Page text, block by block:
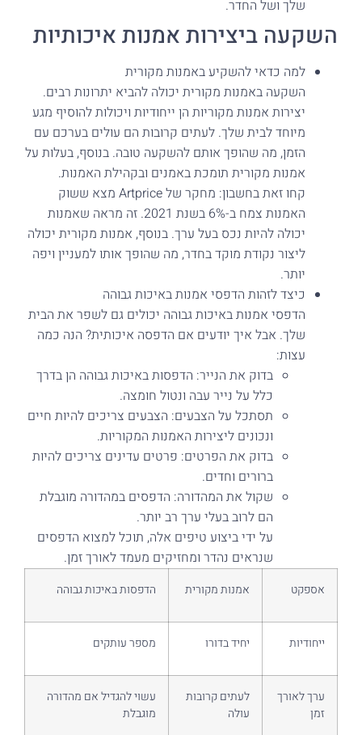
שלך ושל החדר.
השקעה ביצירות אמנות איכותיות
למה כדאי להשקיע באמנות מקורית
השקעה באמנות מקורית יכולה להביא יתרונות רבים.
יצירות אמנות מקוריות הן ייחודיות ויכולות להוסיף מגע
מיוחד לבית שלך. לעתים קרובות הם עולים בערכם עם
הזמן, מה שהופך אותם להשקעה טובה. בנוסף, בעלות על
אמנות מקורית תומכת באמנים ובקהילת האמנות.
קחו זאת בחשבון: מחקר של Artprice מצא ששוק
האמנות צמח ב-6% בשנת 2021. זה מראה שאמנות
יכולה להיות נכס בעל ערך. בנוסף, אמנות מקורית יכולה
ליצור נקודת מוקד בחדר, מה שהופך אותו למעניין ויפה
יותר.
כיצד לזהות הדפסי אמנות באיכות גבוהה
הדפסי אמנות באיכות גבוהה יכולים גם לשפר את הבית
שלך. אבל איך יודעים אם הדפסה איכותית? הנה כמה
עצות:
בדוק את הנייר: הדפסות באיכות גבוהה הן בדרך
כלל על נייר עבה ונטול חומצה.
תסתכל על הצבעים: הצבעים צריכים להיות חיים
ונכונים ליצירות האמנות המקוריות.
בדוק את הפרטים: פרטים עדינים צריכים להיות
ברורים וחדים.
שקול את המהדורה: הדפסים במהדורה מוגבלת
הם לרוב בעלי ערך רב יותר.
על ידי ביצוע טיפים אלה, תוכל למצוא הדפסים
שנראים נהדר ומחזיקים מעמד לאורך זמן.
אספקט אמנות מקורית הדפסות באיכות גבוהה
ייחודיות יחיד בדורו מספר עותקים
ערך לאורך
זמן
לעתים קרובות
עולה
עשוי להגדיל אם מהדורה
מוגבלת